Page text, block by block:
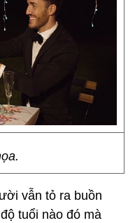
vẫn tỏ ra buồn
tuổi nào đó mà